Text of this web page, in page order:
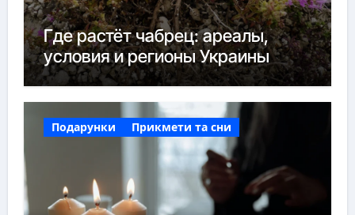
Где растёт чабрец: ареалы,
условия и регионы Украины
Подарунки Прикмети та сни